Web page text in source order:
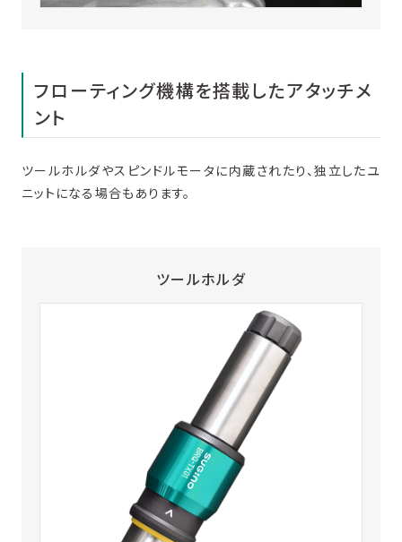
フローティング機構を搭載したアタッチメ
ント
ツールホルダやスピンドルモータに内蔵されたり、独立したユ
ニットになる場合もあります。
ツールホルダ